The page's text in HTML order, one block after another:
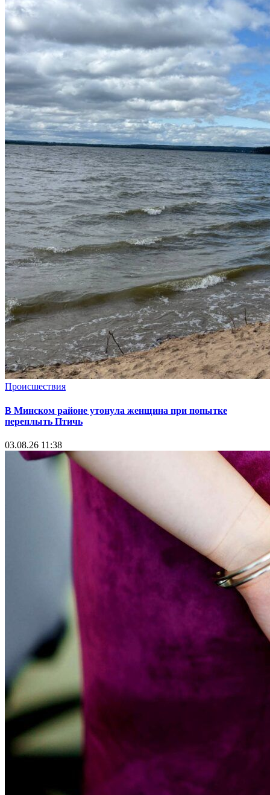
Происшествия
В Минском районе утонула женщина при попытке
переплыть Птичь
03.08.26 11:38